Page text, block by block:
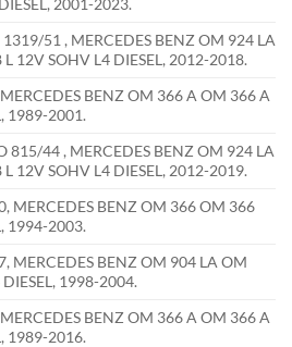
51 , MERCEDES BENZ OM 924 LA
12V SOHV L4 DIESEL, 2012-2018.
BENZ OM 366 A OM 366 A
1989-2001.
815/44 , MERCEDES BENZ OM 924 LA
12V SOHV L4 DIESEL, 2012-2019.
MERCEDES BENZ OM 366 OM 366
1994-2003.
MERCEDES BENZ OM 904 LA OM
1998-2004.
BENZ OM 366 A OM 366 A
1989-2016.